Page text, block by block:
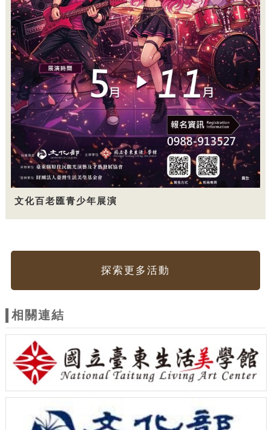
文化百老匯青少年展演
探索更多活動
相關連結